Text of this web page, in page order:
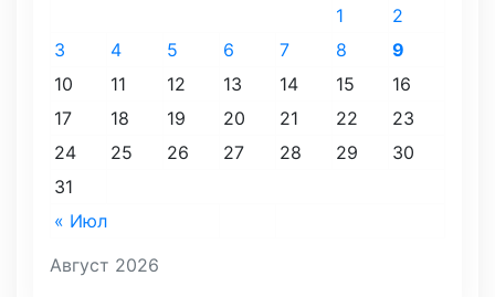
Август 2026
« Июл
1
2
3
4 5 6 7 8
9
10
11 12 13 14 15
16
17
18 19 20 21 22
23
24
25 26 27 28 29
30
31